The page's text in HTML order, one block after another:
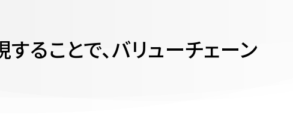
ることで、バリューチェーン